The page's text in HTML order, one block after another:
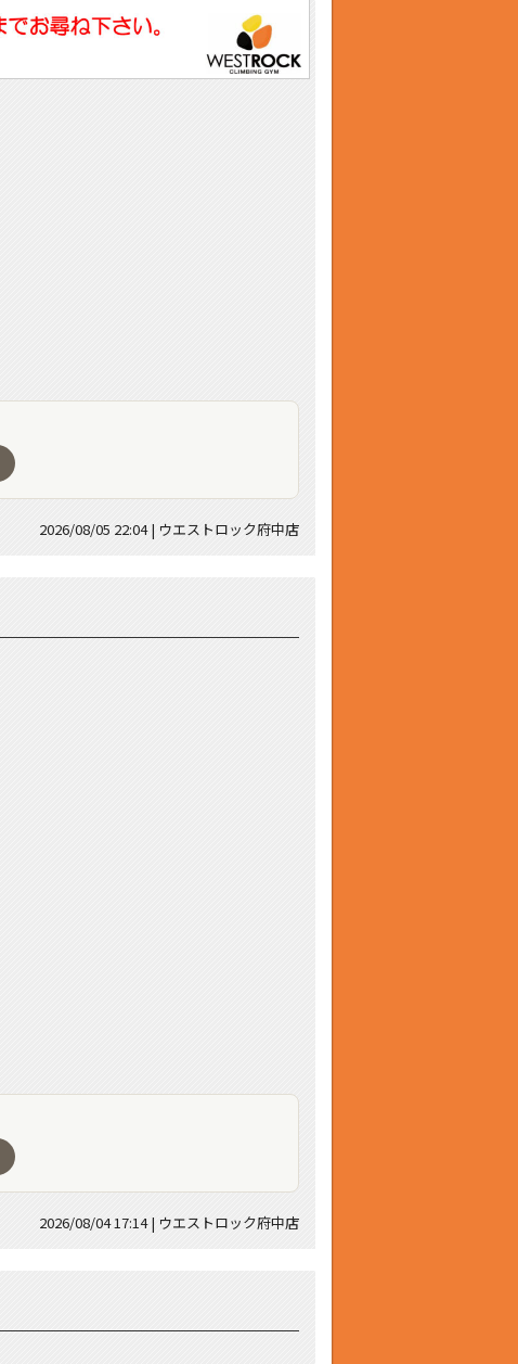
2026/08/05 22:04 | ウエストロック府中店
2026/08/04 17:14 | ウエストロック府中店